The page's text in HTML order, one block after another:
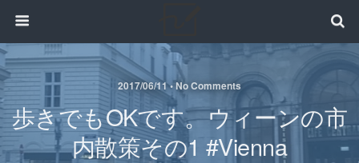
2017/06/11 • No Comments
歩きでもOKです。ウィーンの市
内散策その1 #vienna